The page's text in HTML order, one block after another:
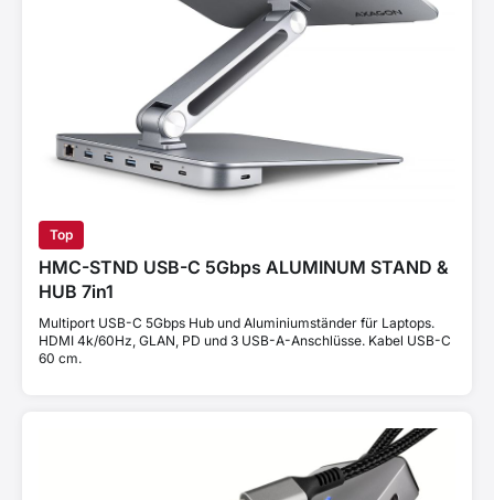
Top
HMC-STND USB-C 5Gbps ALUMINUM STAND &
HUB 7in1
Multiport USB-C 5Gbps Hub und Aluminiumständer für Laptops.
HDMI 4k/60Hz, GLAN, PD und 3 USB-A-Anschlüsse. Kabel USB-C
60 cm.